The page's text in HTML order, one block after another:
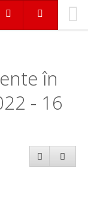
în
- 16